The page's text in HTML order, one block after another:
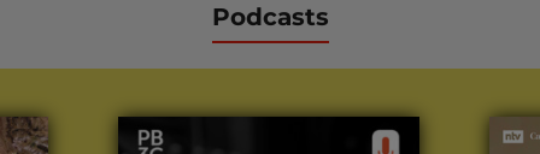
Podcasts